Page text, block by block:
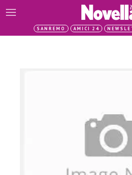
SANREMO AMICI 24